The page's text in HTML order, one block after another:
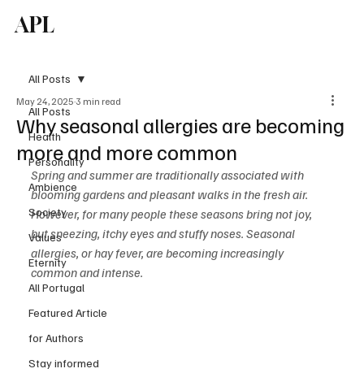
APL
All Posts
Health
Personality
Ambience
Society
Values
Eternity
All Portugal
Featured Article
for Authors
Stay informed
All Posts
Why seasonal allergies are becoming
more and more common
May 24, 2025 3 min read
Spring and summer are traditionally associated with
blooming gardens and pleasant walks in the fresh air.
However, for many people these seasons bring not joy,
but sneezing, itchy eyes and stuffy noses. Seasonal
allergies, or hay fever, are becoming increasingly
common and intense.